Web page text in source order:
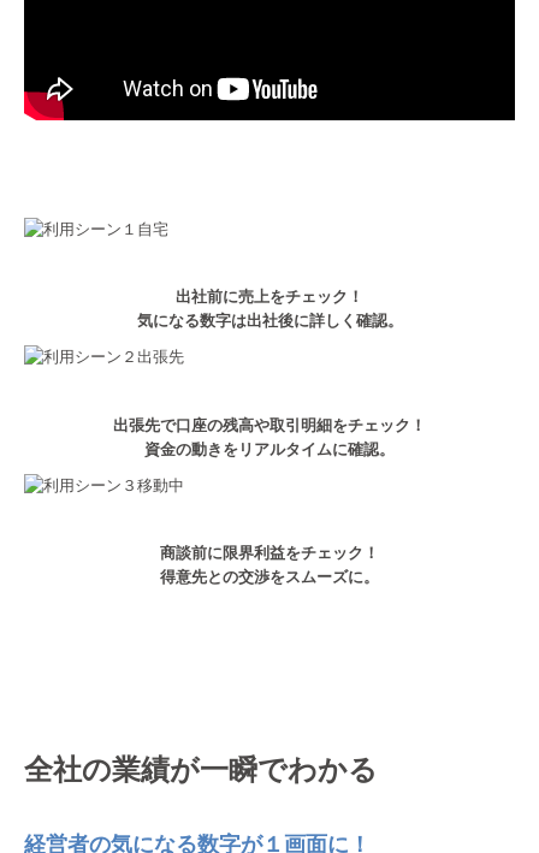
スタッフの1日
出社前に売上をチェック！
気になる数字は出社後に詳しく確認。
出張先で口座の残高や取引明細をチェック！
資金の動きをリアルタイムに確認。
商談前に限界利益をチェック！
得意先との交渉をスムーズに。
全社の業績が一瞬でわかる
経営者の気になる数字が１画面に！